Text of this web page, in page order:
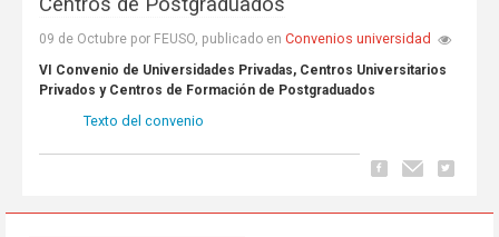
09 de Octubre por FEUSO, publicado en Convenios universidad
VI Convenio de Universidades Privadas, Centros Universitarios
Privados y Centros de Formación de Postgraduados
Texto del convenio